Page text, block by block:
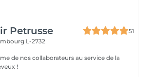
Petrusse
51
L-2732
de nos collaborateurs au service de la
!